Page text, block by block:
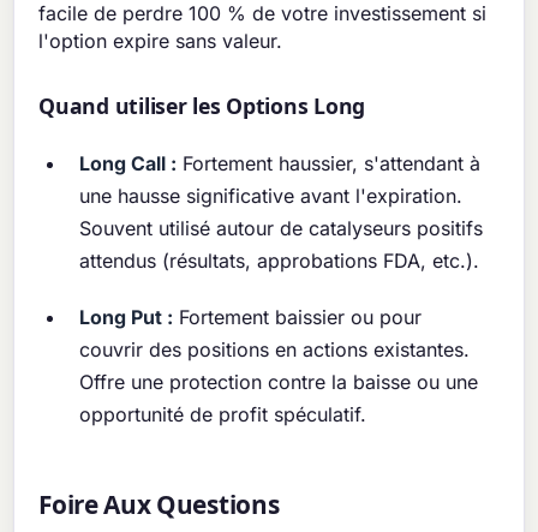
facile de perdre 100 % de votre investissement si
l'option expire sans valeur.
Quand utiliser les Options Long
Long Call : Fortement haussier, s'attendant à
une hausse significative avant l'expiration.
Souvent utilisé autour de catalyseurs positifs
attendus (résultats, approbations FDA, etc.).
Long Put : Fortement baissier ou pour
couvrir des positions en actions existantes.
Offre une protection contre la baisse ou une
opportunité de profit spéculatif.
Foire Aux Questions